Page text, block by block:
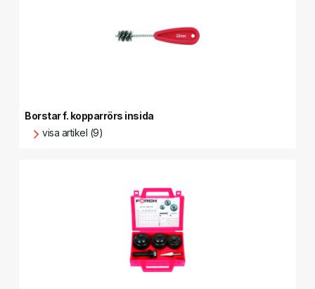
Borstar f. kopparrörs insida
visa artikel (9)